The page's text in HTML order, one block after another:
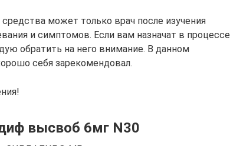
может только врач после изучения
и симптомов. Если вам назначат в процессе
обратить на него внимание. В данном
себя зарекомендовал.
высвоб 6мг N30